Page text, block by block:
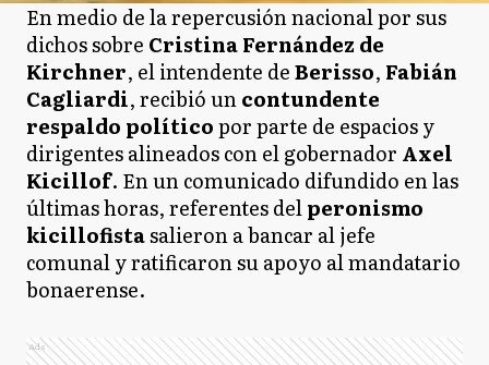
En medio de la repercusión nacional por sus
dichos sobre Cristina Fernández de
Kirchner, el intendente deBerisso, Fabián
Cagliardi, recibió uncontundente
respaldo políticopor parte de espacios y
dirigentes alineados con el gobernador Axel
Kicillof. En un comunicado difundido en las
últimas horas, referentes delperonismo
kicillofistasalieron a bancar al jefe
comunal y ratificaron su apoyo al mandatario
bonaerense.
Ads